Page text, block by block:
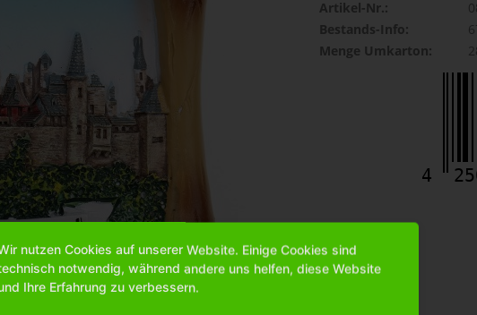
Artikel-Nr.:
Bestands-Info:
Menge Umkarton:
4
nutzen Cookies auf unserer Website. Einige Cookies sind
notwendig, während andere uns helfen, diese Website
Ihre Erfahrung zu verbessern.